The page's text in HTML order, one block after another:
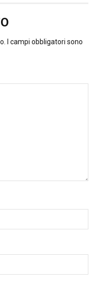
I campi obbligatori sono